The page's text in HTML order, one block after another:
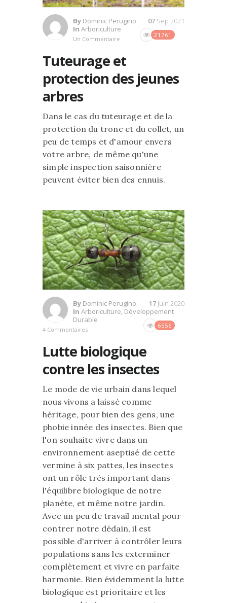
By Dominic Perugino
In Arboriculture
Un Commentaire
21761
07 Sep 2021
Tuteurage et
protection des jeunes
arbres
Dans le cas du tuteurage et de la
protection du tronc et du collet, un
peu de temps et d'amour envers
votre arbre, de même qu'une
simple inspection saisonnière
peuvent éviter bien des ennuis.
By Dominic Perugino
In Arboriculture, Développement
Durable
4 Commentaires
6556
17 Juin 2020
Lutte biologique
contre les insectes
Le mode de vie urbain dans lequel
nous vivons a laissé comme
héritage, pour bien des gens, une
phobie innée des insectes. Bien que
l'on souhaite vivre dans un
environnement aseptisé de cette
vermine à six pattes, les insectes
ont un rôle très important dans
l'équilibre biologique de notre
planète, et même notre jardin.
Avec un peu de travail mental pour
contrer notre dédain, il est
possible d'arriver à contrôler leurs
populations sans les exterminer
complètement et vivre en parfaite
harmonie. Bien évidemment la lutte
biologique est prioritaire et les